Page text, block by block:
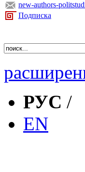
new-authors-
Подписка
РУС /
EN